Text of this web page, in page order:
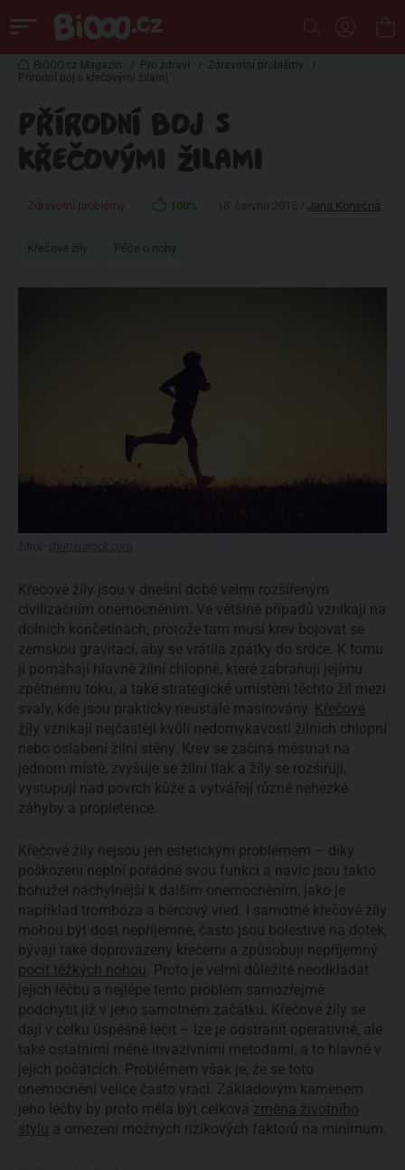
BiOOO.cz Magazin / Pro zdraví / Zdravotní problémy
/
Přírodní boj s křečovými žilami
PŘÍRODNÍ BOJ S
KŘEČOVÝMI ŽILAMI
Zdravotní problémy 100% Jana Konečná
Křečové žíly Péče o nohy
Křečové žíly jsou v dnešní době velmi rozšířeným
civilizačním onemocněním. Ve většině případů vznikají na
dolních končetinách, protože tam musí krev bojovat se
zemskou gravitací, aby se vrátila zpátky do srdce. K tomu
jí pomáhají hlavně žilní chlopně, které zabraňují jejímu
zpětnému toku, a také strategické umístění těchto žil mezi
svaly, kde jsou prakticky neustále masírovány. Křečové
žíly vznikají nejčastěji kvůli nedomykavosti žilních chlopní
nebo oslabení žilní stěny. Krev se začíná městnat na
jednom místě, zvyšuje se žilní tlak a žíly se rozšiřují,
vystupují nad povrch kůže a vytvářejí různé nehezké
záhyby a propletence.
Křečové žíly nejsou jen estetickým problémem – díky
poškození neplní pořádně svou funkci a navíc jsou takto
bohužel náchylnější k dalším onemocněním, jako je
například trombóza a bércový vřed. I samotné křečové žíly
mohou být dost nepříjemné, často jsou bolestivé na dotek,
bývají také doprovázeny křečemi a způsobují nepříjemný
pocit těžkých nohou
. Proto je velmi důležité neodkládat
jejich léčbu a nejlépe tento problém samozřejmě
podchytit již v jeho samotném začátku. Křečové žíly se
dají v celku úspěšně léčit – lze je odstranit operativně, ale
také ostatními méně invazivními metodami, a to hlavně v
jejich počátcích. Problémem však je, že se toto
onemocnění velice často vrací. Základovým kamenem
jeho léčby by proto měla být celková změna životního
stylu a omezení možných rizikových faktorů na minimum.